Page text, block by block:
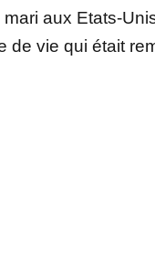
aux Etats-
de vie qui était